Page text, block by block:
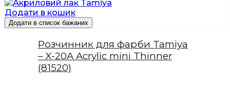
Додати в кошик
Додати в список бажаних
Розчинник для фарби Tamiya
– X-20A Acrylic mini Thinner
(81520)